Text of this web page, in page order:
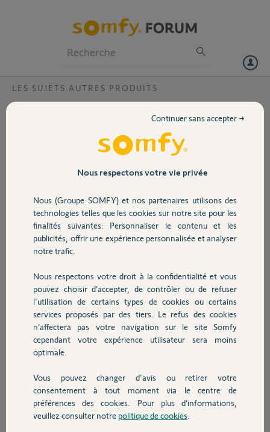
Volet
Sécurité
Domotique
Chauffage
Autres produits
Devis avec un pro
Contact
LES SUJETS AUTRES PRODUITS
Bonjour,j'ai 1 Somfy Slidymoove moele
5126999A , quel capot dois je commander ?
Bonjour,j'ai 1 Somfy Slidymoove moele 5126999A , quel capot dois je
francisco L.
il y a environ 4 ans
Réponses
https://forum.somfy.fr/questions/2980233-difference-capot-
Richy C. il y a environ 4 ans
Nous respectons votre vie privée
Nous (Groupe SOMFY) et nos partenaires utilisons des
technologies telles que les cookies sur notre site pour les
finalités suivantes: Personnaliser le contenu et les
publicités, offrir une expérience personnalisée et analyser
notre trafic.
Nous respectons votre droit à la confidentialité et vous
pouvez choisir d’accepter, de contrôler ou de refuser
l'utilisation de certains types de cookies ou certains
services proposés par des tiers. Le refus des cookies
n’affectera pas votre navigation sur le site Somfy
cependant votre expérience utilisateur sera moins
optimale.
Vous pouvez changer d'avis ou retirer votre
consentement à tout moment via le centre de
préférences des cookies. Pour plus d’informations,
veuillez consulter notre politique de cookies
Continuer sans accepter →